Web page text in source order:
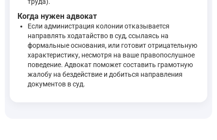
Когда нужен адвокат
Если администрация колонии отказывается
направлять ходатайство в суд, ссылаясь на
формальные основания, или готовит отрицательную
характеристику, несмотря на ваше правопослушное
поведение. Адвокат поможет составить грамотную
жалобу на бездействие и добиться направления
документов в суд.